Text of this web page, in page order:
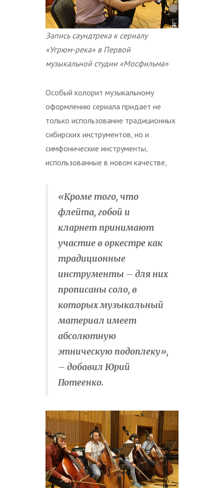
Запись саундтрека к сериалу
«Угрюм-река» в Первой
музыкальной студии «Мосфильма»
Особый колорит музыкальному
оформлению сериала придает не
только использование традиционных
сибирских инструментов, но и
симфонические инструменты,
использованные в новом качестве,
«Кроме того, что
флейта, гобой и
кларнет принимают
участие в оркестре как
традиционные
инструменты – для них
прописаны соло, в
которых музыкальный
материал имеет
абсолютную
этническую подоплеку»,
– добавил Юрий
Потеенко.